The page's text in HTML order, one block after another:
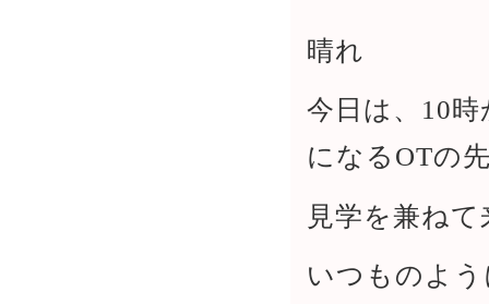
晴れ
今日は、10
になるOTの
見学を兼ね
いつものよ